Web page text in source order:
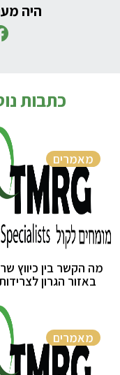
היה
כתבות
מאמרים
מה הקשר בין כיווץ
באזור הגרון
מאמרים